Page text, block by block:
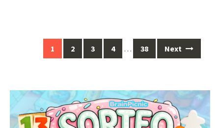
navigation
1 2 3 4 … 38 Next